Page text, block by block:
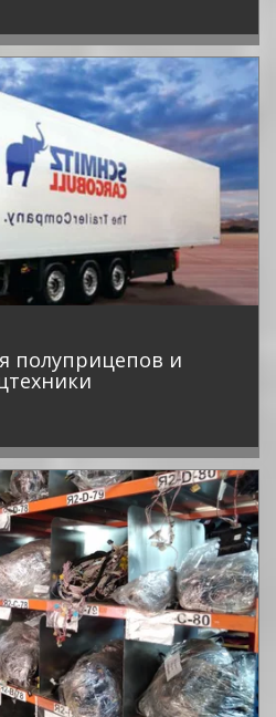
полуприцепов и